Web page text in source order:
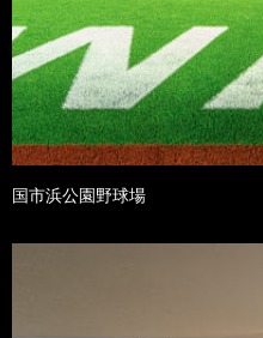
国市浜公園野球場